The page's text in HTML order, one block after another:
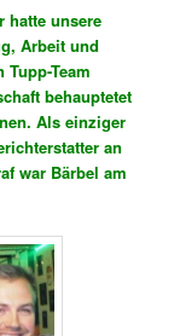
hatte unsere
Arbeit und
Team
behauptetet
Als einziger
an
war Bärbel am